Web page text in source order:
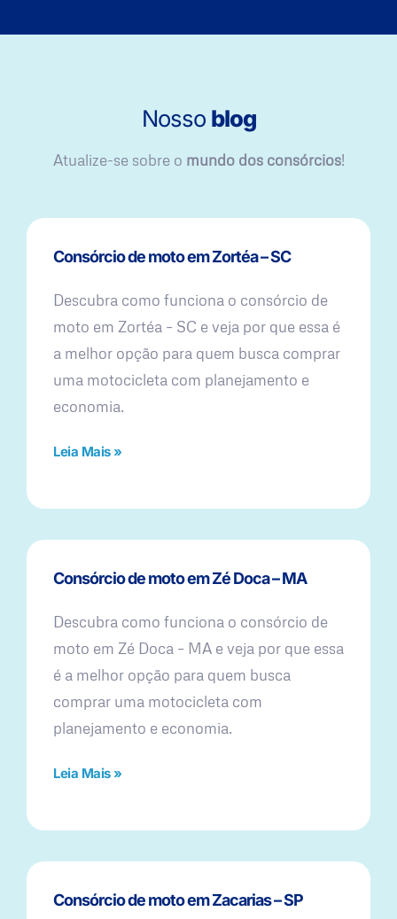
Nosso blog
Atualize-se sobre o mundo dos consórcios!
Consórcio de moto em Zortéa – SC
Descubra como funciona o consórcio de
moto em Zortéa – SC e veja por que essa é
a melhor opção para quem busca comprar
uma motocicleta com planejamento e
economia.
Leia Mais »
Consórcio de moto em Zé Doca – MA
Descubra como funciona o consórcio de
moto em Zé Doca – MA e veja por que essa
é a melhor opção para quem busca
comprar uma motocicleta com
planejamento e economia.
Leia Mais »
Consórcio de moto em Zacarias – SP